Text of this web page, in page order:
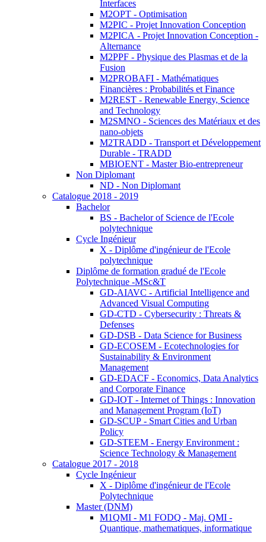
Interfaces
M2OPT - Optimisation
M2PIC - Projet Innovation Conception
M2PICA - Projet Innovation Conception -
Alternance
M2PPF - Physique des Plasmas et de la
Fusion
M2PROBAFI - Mathématiques
Financières : Probabilités et Finance
M2REST - Renewable Energy, Science
and Technology
M2SMNO - Sciences des Matériaux et des
nano-objets
M2TRADD - Transport et Développement
Durable - TRADD
MBIOENT - Master Bio-entrepreneur
Non Diplomant
ND - Non Diplomant
Catalogue 2018 - 2019
Bachelor
BS - Bachelor of Science de l'Ecole
polytechnique
Cycle Ingénieur
X - Diplôme d'ingénieur de l'Ecole
polytechnique
Diplôme de formation gradué de l'Ecole
Polytechnique -MSc&T
GD-AIAVC - Artificial Intelligence and
Advanced Visual Computing
GD-CTD - Cybersecurity : Threats &
Defenses
GD-DSB - Data Science for Business
GD-ECOSEM - Ecotechnologies for
Sustainability & Environment
Management
GD-EDACF - Economics, Data Analytics
and Corporate Finance
GD-IOT - Internet of Things : Innovation
and Management Program (IoT)
GD-SCUP - Smart Cities and Urban
Policy
GD-STEEM - Energy Environment :
Science Technology & Management
Catalogue 2017 - 2018
Cycle Ingénieur
X - Diplôme d'ingénieur de l'Ecole
Polytechnique
Master (DNM)
M1QMI - M1 FODQ - Maj. QMI -
Quantique, mathematiques, informatique